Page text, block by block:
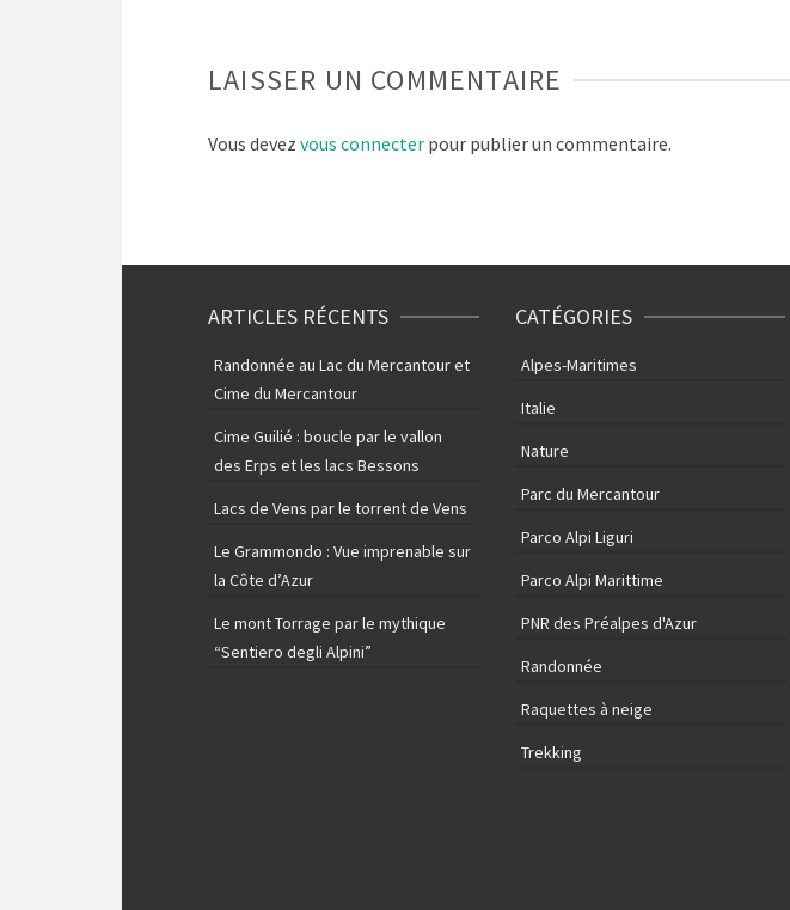
LAISSER UN COMMENTAIRE
Vous devez vous connecter pour publier un commentaire.
ARTICLES RÉCENTS
Randonnée au Lac du Mercantour et
Cime du Mercantour
Cime Guilié : boucle par le vallon
des Erps et les lacs Bessons
Lacs de Vens par le torrent de Vens
Le Grammondo : Vue imprenable sur
la Côte d’Azur
Le mont Torrage par le mythique
“Sentiero degli Alpini”
CATÉGORIES
Alpes-Maritimes
Italie
Nature
Parc du Mercantour
Parco Alpi Liguri
Parco Alpi Marittime
PNR des Préalpes d'Azur
Randonnée
Raquettes à neige
Trekking